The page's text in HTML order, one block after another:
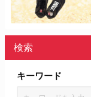
検索
キーワード